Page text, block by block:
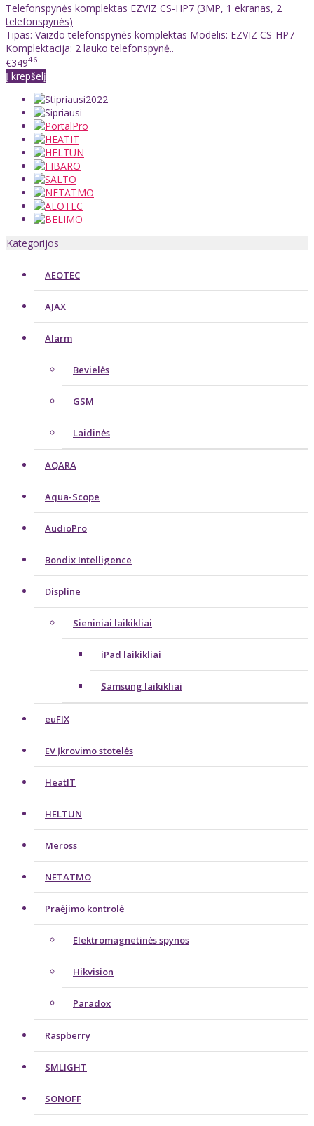
Telefonspynės komplektas EZVIZ CS-HP7 (3MP, 1 ekranas, 2
telefonspynės)
Tipas: Vaizdo telefonspynės komplektas Modelis: EZVIZ CS-HP7
Komplektacija: 2 lauko telefonspynė..
€34946
Į krepšelį
Kategorijos
AEOTEC
AJAX
Alarm
Bevielės
GSM
Laidinės
AQARA
Aqua-Scope
AudioPro
Bondix Intelligence
Displine
Sieniniai laikikliai
iPad laikikliai
Samsung laikikliai
euFIX
EV Įkrovimo stotelės
HeatIT
HELTUN
Meross
NETATMO
Praėjimo kontrolė
Elektromagnetinės spynos
Hikvision
Paradox
Raspberry
SMLIGHT
SONOFF